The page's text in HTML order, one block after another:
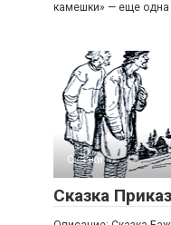
камешки» — еще одна
Сказки
Сказка